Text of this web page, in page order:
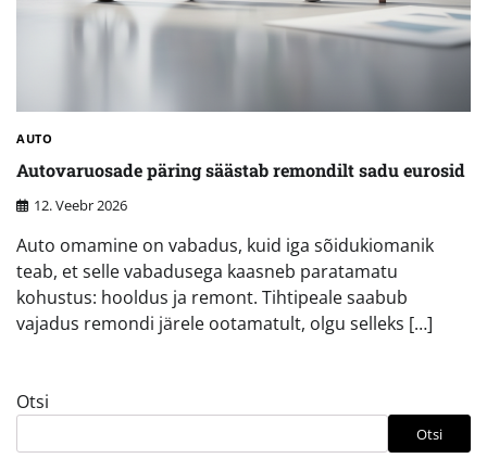
AUTO
Autovaruosade päring säästab remondilt sadu eurosid
12. Veebr 2026
Auto omamine on vabadus, kuid iga sõidukiomanik
teab, et selle vabadusega kaasneb paratamatu
kohustus: hooldus ja remont. Tihtipeale saabub
vajadus remondi järele ootamatult, olgu selleks […]
Otsi
Otsi